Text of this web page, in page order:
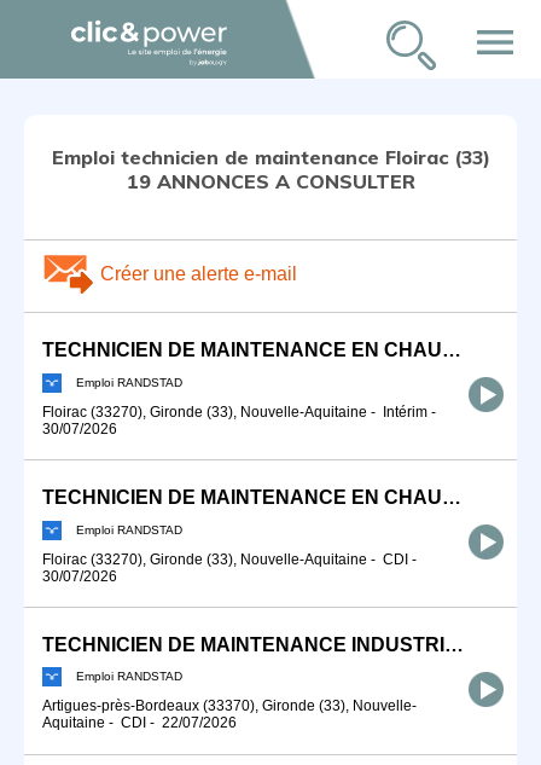
menu
Emploi technicien de maintenance Floirac (33)
19 ANNONCES A CONSULTER
Créer une alerte e-mail
TECHNICIEN DE MAINTENANCE EN CHAUFFAGE (F/H)
Emploi RANDSTAD
Floirac (33270), Gironde (33), Nouvelle-Aquitaine - Intérim -
30/07/2026
TECHNICIEN DE MAINTENANCE EN CHAUFFAGE (F/H)
Emploi RANDSTAD
Floirac (33270), Gironde (33), Nouvelle-Aquitaine - CDI -
30/07/2026
TECHNICIEN DE MAINTENANCE INDUSTRIELLE (H/F)
Emploi RANDSTAD
Artigues-près-Bordeaux (33370), Gironde (33), Nouvelle-
Aquitaine - CDI - 22/07/2026